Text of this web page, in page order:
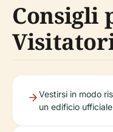
Consigli
Vestirsi in modo
un edificio